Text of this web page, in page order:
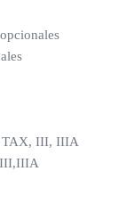
TAX, III, IIIA
III,IIIA